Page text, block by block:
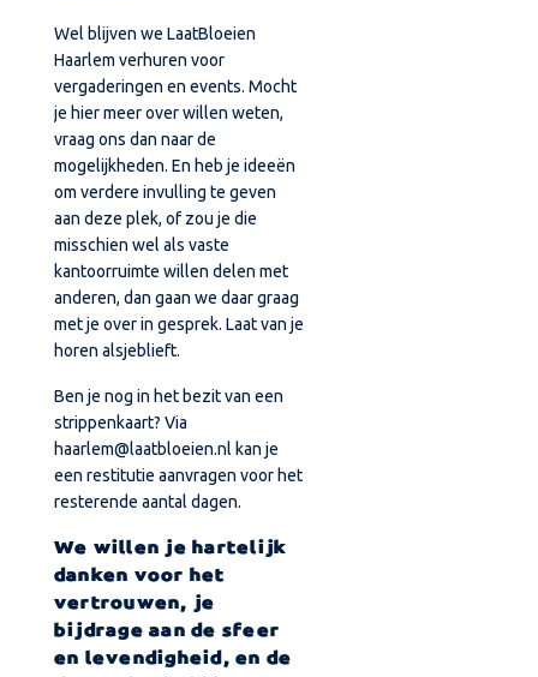
Wel blijven we LaatBloeien
Haarlem verhuren voor
vergaderingen en events. Mocht
je hier meer over willen weten,
vraag ons dan naar de
mogelijkheden. En heb je ideeën
om verdere invulling te geven
aan deze plek, of zou je die
misschien wel als vaste
kantoorruimte willen delen met
anderen, dan gaan we daar graag
met je over in gesprek. Laat van je
horen alsjeblieft.
Ben je nog in het bezit van een
strippenkaart? Via
haarlem@laatbloeien.nl kan je
een restitutie aanvragen voor het
resterende aantal dagen.
We willen je hartelijk
danken voor het
vertrouwen, je
bijdrage aan de sfeer
en levendigheid, en de